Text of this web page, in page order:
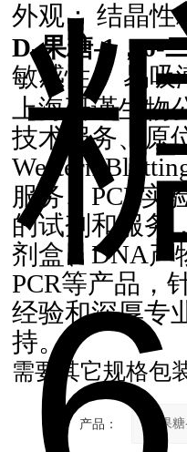
外观： 结晶性
D-果糖-1，6-
敏感性： 易吸
上海研谨生物
技术服务、原
Western
服务、PCR实
的试剂和服务
剂盒、DNA产
PCR等产品，
经验和深厚专
持。
需要其它规格包
产品：